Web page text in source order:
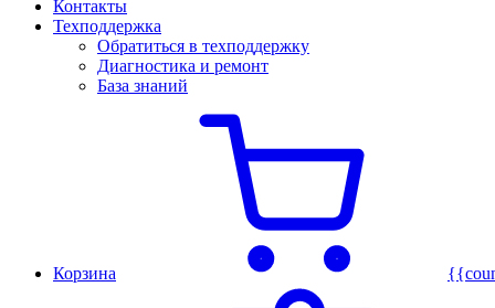
Контакты
Техподдержка
Обратиться в техподдержку
Диагностика и ремонт
База знаний
Корзина